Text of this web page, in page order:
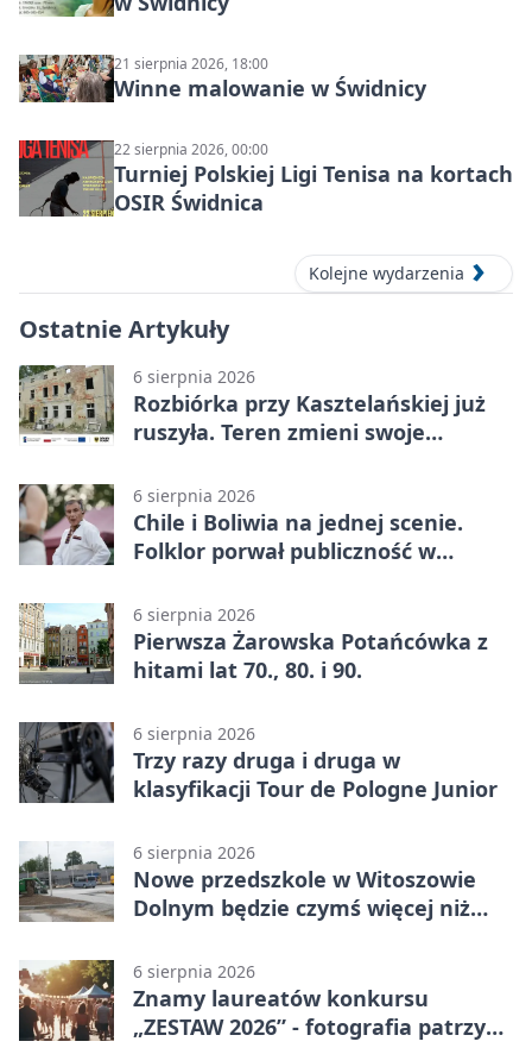
21 sierpnia 2026, 18:00
Winne malowanie w Świdnicy
22 sierpnia 2026, 00:00
Turniej Polskiej Ligi Tenisa na kortach
OSIR Świdnica
Kolejne wydarzenia
Ostatnie Artykuły
6 sierpnia 2026
Rozbiórka przy Kasztelańskiej już
ruszyła. Teren zmieni swoje
6 sierpnia 2026
Chile i Boliwia na jednej scenie.
Folklor porwał publiczność w
6 sierpnia 2026
Pierwsza Żarowska Potańcówka z
hitami lat 70., 80. i 90.
6 sierpnia 2026
Trzy razy druga i druga w
klasyfikacji Tour de Pologne Junior
6 sierpnia 2026
Nowe przedszkole w Witoszowie
Dolnym będzie czymś więcej niż
6 sierpnia 2026
Znamy laureatów konkursu
„ZESTAW 2026” - fotografia patrzy